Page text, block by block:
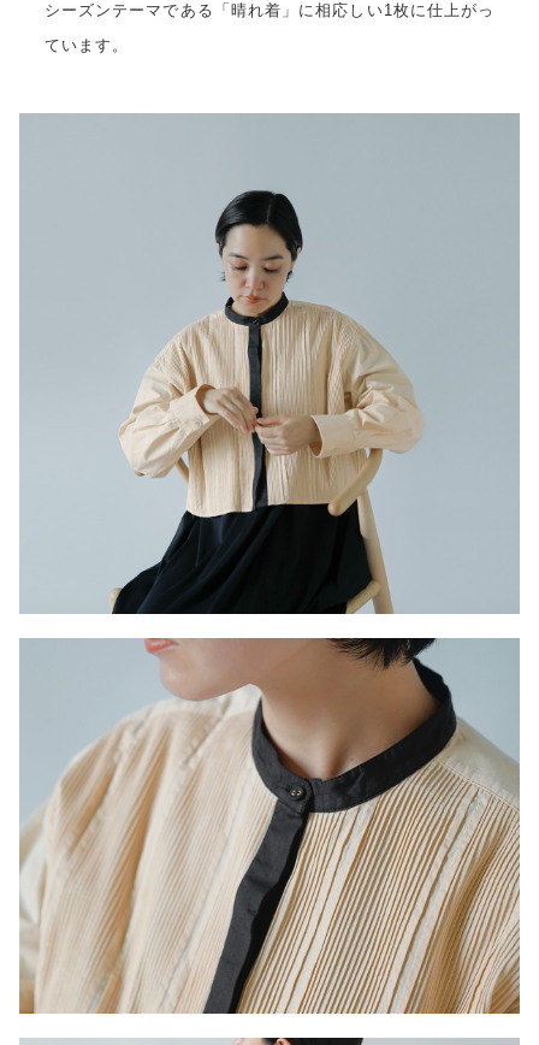
シーズンテーマである「晴れ着」に相応しい1枚に仕上がっ
ています。